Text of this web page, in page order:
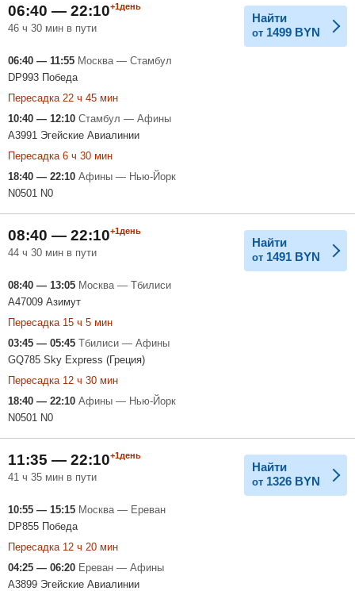
06:40 — 22:10+1день
46 ч 30 мин в пути
Найти
от 1499 BYN
06:40 — 11:55 Москва — Стамбул
DP993 Победа
Пересадка 22 ч 45 мин
10:40 — 12:10 Стамбул — Афины
A3991 Эгейские Авиалинии
Пересадка 6 ч 30 мин
18:40 — 22:10 Афины — Нью-Йорк
N0501 N0
08:40 — 22:10+1день
44 ч 30 мин в пути
Найти
от 1491 BYN
08:40 — 13:05 Москва — Тбилиси
A47009 Азимут
Пересадка 15 ч 5 мин
03:45 — 05:45 Тбилиси — Афины
GQ785 Sky Express (Греция)
Пересадка 12 ч 30 мин
18:40 — 22:10 Афины — Нью-Йорк
N0501 N0
11:35 — 22:10+1день
41 ч 35 мин в пути
Найти
от 1326 BYN
10:55 — 15:15 Москва — Ереван
DP855 Победа
Пересадка 12 ч 20 мин
04:25 — 06:20 Ереван — Афины
A3899 Эгейские Авиалинии